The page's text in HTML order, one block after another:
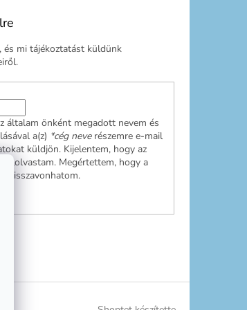
és mi tájékoztatást küldünk
általam önként megadott nevem és
a(z) *cég neverészemre e-mail
küldjön. Kijelentem, hogy az
elolvastam. Megértettem, hogy a
visszavonhatom.